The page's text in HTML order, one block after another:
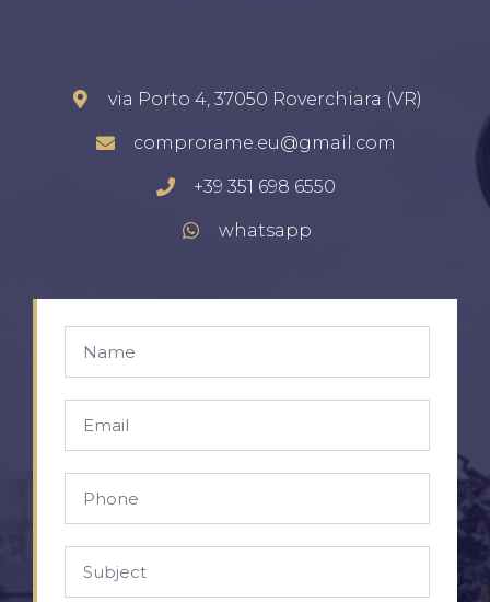
via Porto 4, 37050 Roverchiara (VR)
comprorame.eu@gmail.com
+39 351 698 6550
whatsapp